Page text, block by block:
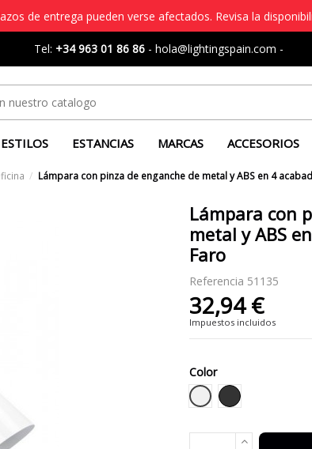
de entrega pueden verse afectados. Revisa la
Tel: +34 963 01 86 86 - hola@lightingspain.com -
ESTILOS ESTANCIAS MARCAS ACCESORIOS
Lámpara con pinza de enganche de metal y ABS en 4
Lámpara con
metal y ABS
Faro
Referencia 51135
32,94 €
Impuestos incluidos
Color
Blanco Negro